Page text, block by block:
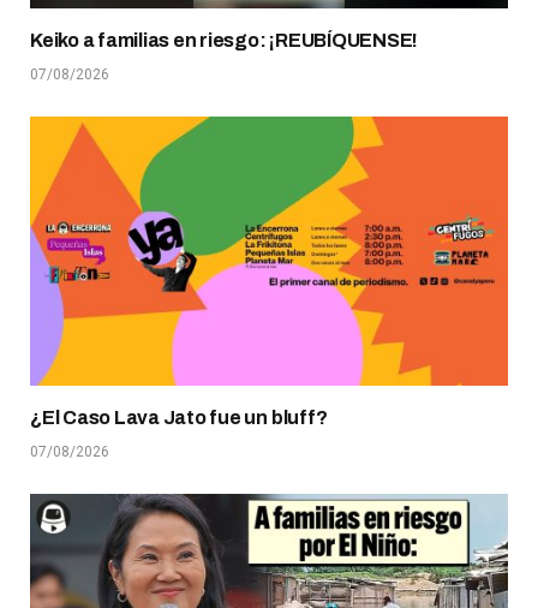
Keiko a familias en riesgo: ¡REUBÍQUENSE!
07/08/2026
¿El Caso Lava Jato fue un bluff?
07/08/2026